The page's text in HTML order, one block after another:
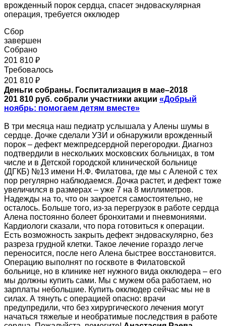
врожденный порок сердца, спасет эндоваскулярная
операция, требуется окклюдер
Сбор
завершен
Собрано
201 810 ₽
Требовалось
201 810 ₽
Деньги собраны. Госпитализация в мае–2018
201 810 руб. собрали участники акции «Добрый
ноябрь: помогаем детям вместе»
В три месяца наш педиатр услышала у Алены шумы в
сердце. Дочке сделали УЗИ и обнаружили врожденный
порок – дефект межпредсердной перегородки. Диагноз
подтвердили в нескольких московских больницах, в том
числе и в Детской городской клинической больнице
(ДГКБ) №13 имени Н.Ф. Филатова, где мы с Аленой с тех
пор регулярно наблюдаемся. Дочка растет, и дефект тоже
увеличился в размерах – уже 7 на 8 миллиметров.
Надежды на то, что он закроется самостоятельно, не
осталось. Больше того, из-за перегрузок в работе сердца
Алена постоянно болеет бронхитами и пневмониями.
Кардиологи сказали, что пора готовиться к операции.
Есть возможность закрыть дефект эндоваскулярно, без
разреза грудной клетки. Такое лечение гораздо легче
переносится, после него Алена быстрее восстановится.
Операцию выполнят по госквоте в Филатовской
больнице, но в клинике нет нужного вида окклюдера – его
мы должны купить сами. Мы с мужем оба работаем, но
зарплаты небольшие. Купить окклюдер сейчас мы не в
силах. А тянуть с операцией опасно: врачи
предупредили, что без хирургического лечения могут
начаться тяжелые и необратимые последствия в работе